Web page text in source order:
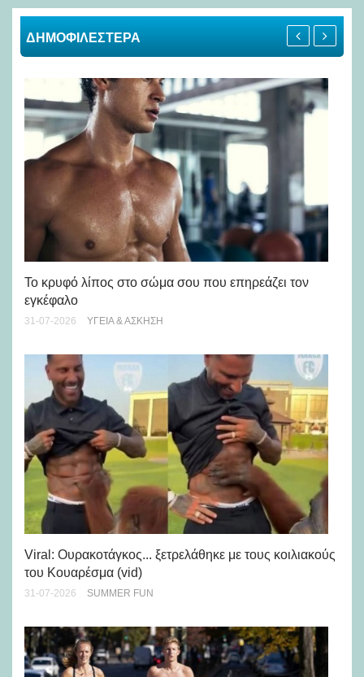
ΔΗΜΟΦΙΛΕΣΤΕΡΑ
Το κρυφό λίπος στο σώμα σου που επηρεάζει τον
εγκέφαλο
31-07-2026 ΥΓΕΊΑ & ΆΣΚΗΣΗ
Viral: Ουρακοτάγκος... ξετρελάθηκε με τους κοιλιακούς
του Κουαρέσμα (vid)
31-07-2026 SUMMER FUN